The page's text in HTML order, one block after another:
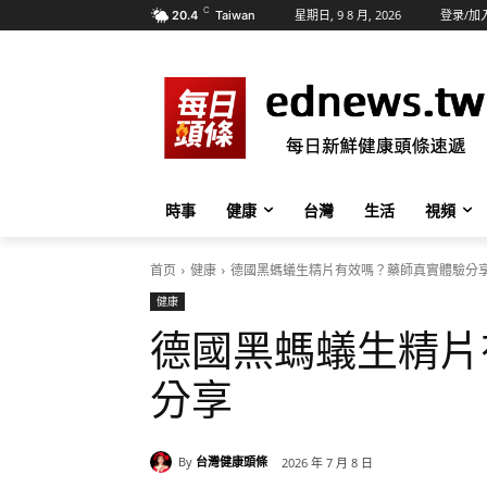
20.4 C Taiwan 星期日, 9 8 月, 2026 登录/加
時事 健康 台灣 生活 視頻
首页 健康 德國黑螞蟻生精片有效嗎？藥師真實體驗分
健康
德國黑螞蟻生精
分享
By 台灣健康頭條 2026 年 7 月 8 日